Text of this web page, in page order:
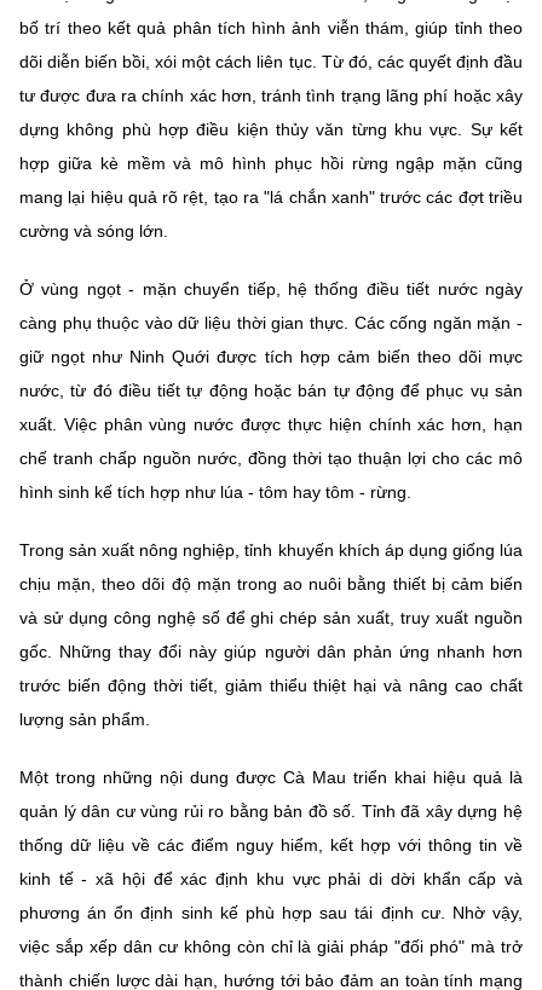
bố trí theo kết quả phân tích hình ảnh viễn thám, giúp tỉnh theo
dõi diễn biến bồi, xói một cách liên tục. Từ đó, các quyết định đầu
tư được đưa ra chính xác hơn, tránh tình trạng lãng phí hoặc xây
dựng không phù hợp điều kiện thủy văn từng khu vực. Sự kết
hợp giữa kè mềm và mô hình phục hồi rừng ngập mặn cũng
mang lại hiệu quả rõ rệt, tạo ra "lá chắn xanh" trước các đợt triều
cường và sóng lớn.
Ở vùng ngọt - mặn chuyển tiếp, hệ thống điều tiết nước ngày
càng phụ thuộc vào dữ liệu thời gian thực. Các cống ngăn mặn -
giữ ngọt như Ninh Quới được tích hợp cảm biến theo dõi mực
nước, từ đó điều tiết tự động hoặc bán tự động để phục vụ sản
xuất. Việc phân vùng nước được thực hiện chính xác hơn, hạn
chế tranh chấp nguồn nước, đồng thời tạo thuận lợi cho các mô
hình sinh kế tích hợp như lúa - tôm hay tôm - rừng.
Trong sản xuất nông nghiệp, tỉnh khuyến khích áp dụng giống lúa
chịu mặn, theo dõi độ mặn trong ao nuôi bằng thiết bị cảm biến
và sử dụng công nghệ số để ghi chép sản xuất, truy xuất nguồn
gốc. Những thay đổi này giúp người dân phản ứng nhanh hơn
trước biến động thời tiết, giảm thiểu thiệt hại và nâng cao chất
lượng sản phẩm.
Một trong những nội dung được Cà Mau triển khai hiệu quả là
quản lý dân cư vùng rủi ro bằng bản đồ số. Tỉnh đã xây dựng hệ
thống dữ liệu về các điểm nguy hiểm, kết hợp với thông tin về
kinh tế - xã hội để xác định khu vực phải di dời khẩn cấp và
phương án ổn định sinh kế phù hợp sau tái định cư. Nhờ vậy,
việc sắp xếp dân cư không còn chỉ là giải pháp "đối phó" mà trở
thành chiến lược dài hạn, hướng tới bảo đảm an toàn tính mạng